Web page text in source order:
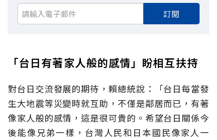
訂閱
「台日有著家人般的感情」盼相互扶持
對台日交流發展的期待，賴總統說：「台日每當發
生大地震等災變時就互助，不僅是鄰居而已，有著
像家人般的感情，這是很可貴的。希望台日關係今
後能像兄弟一樣，台灣人民和日本國民像家人一